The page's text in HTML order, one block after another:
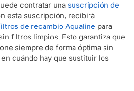
contratar una suscripción de
esta suscripción, recibirá
de recambio Aqualine para
filtros limpios. Esto garantiza que
siempre de forma óptima sin
cuándo hay que sustituir los